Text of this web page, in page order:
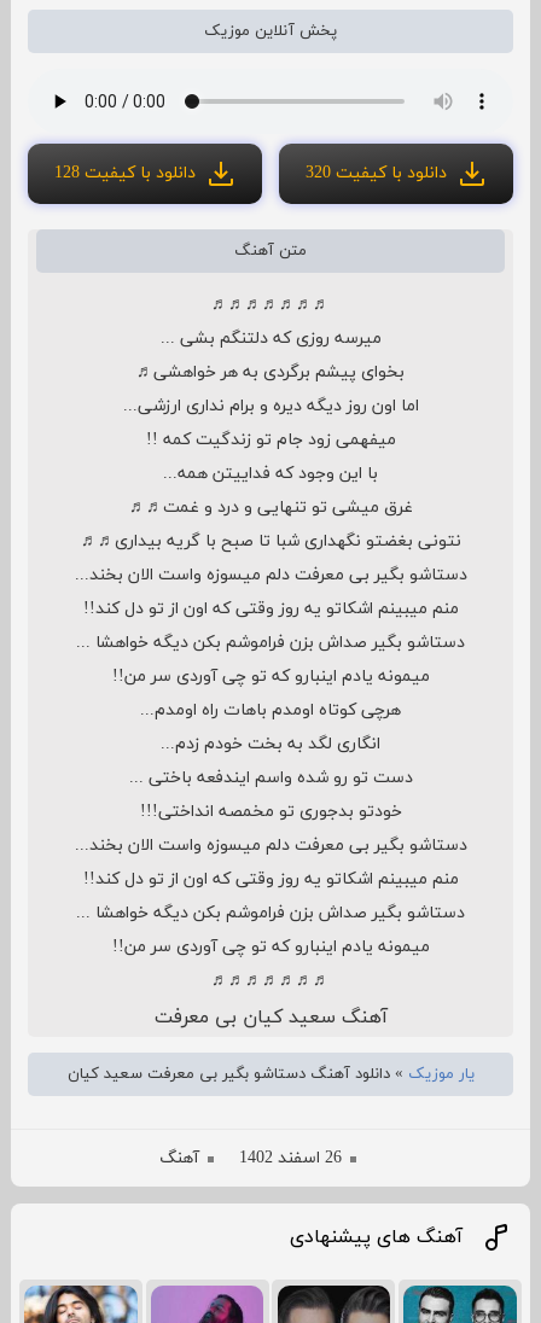
پخش آنلاین موزیک
دانلود با کیفیت 320 دانلود با کیفیت 128
متن آهنگ
♬♬♬♬♬♬♬
میرسه روزی که دلتنگم بشی ...
بخوای پیشم برگردی به هر خواهشی♬
اما اون روز دیگه دیره و برام نداری ارزشی...
میفهمی زود جام تو زندگیت کمه !!
با این وجود که فداییتن همه...
غرق میشی تو تنهایی و درد و غمت♬♬
نتونی بغضتو نگهداری شبا تا صبح با گریه بیداری♬♬
دستاشو بگیر بی معرفت دلم میسوزه واست الان بخند...
منم میبینم اشکاتو یه روز وقتی که اون از تو دل کند!!
دستاشو بگیر صداش بزن فراموشم بکن دیگه خواهشا ...
میمونه یادم اینبارو که تو چی آوردی سر من!!
هرچی کوتاه اومدم باهات راه اومدم...
انگاری لگد به بخت خودم زدم...
دست تو رو شده واسم ایندفعه باختی ...
خودتو بدجوری تو مخمصه انداختی!!!
دستاشو بگیر بی معرفت دلم میسوزه واست الان بخند...
منم میبینم اشکاتو یه روز وقتی که اون از تو دل کند!!
دستاشو بگیر صداش بزن فراموشم بکن دیگه خواهشا ...
میمونه یادم اینبارو که تو چی آوردی سر من!!
♬♬♬♬♬♬♬
آهنگ سعید کیان بی معرفت
یار موزیک »دانلود آهنگ دستاشو بگیر بی معرفت سعید کیان
26 اسفند 1402 آهنگ
آهنگ های پیشنهادی